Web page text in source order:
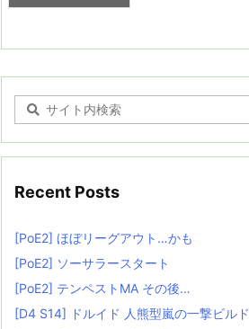
Recent Posts
[PoE2] ほぼリーグアウト…かも
[PoE2] ソーサラースタート
[PoE2] テンペストMA その後…
[D4 S14] ドルイド 人熊型嵐の一撃ビルド